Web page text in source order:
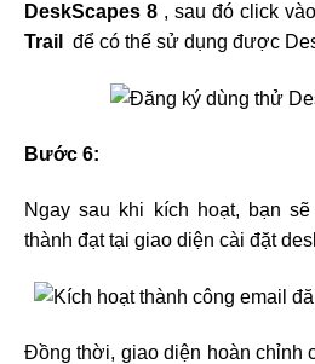
DeskScapes 8 , sau đó click
Trail
để có thể sử dụng được
Bước 6:
Ngay sau khi kích hoạt, bạn
thành đạt tại giao diện cài đặt
Đồng thời, giao diện hoàn chỉnh